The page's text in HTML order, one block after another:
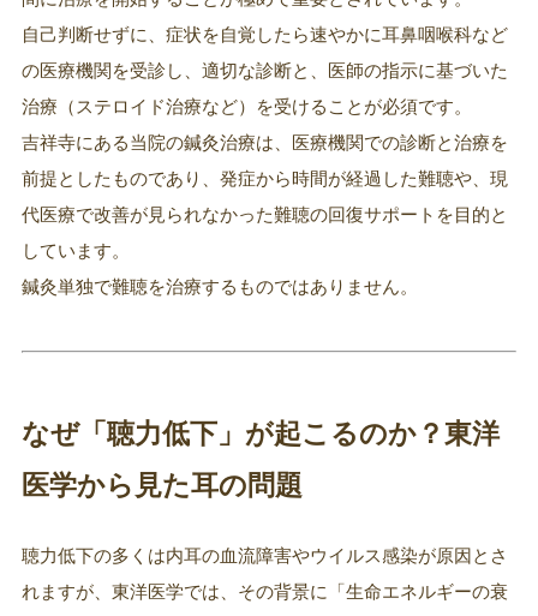
自己判断せずに、症状を自覚したら速やかに耳鼻咽喉科など
の医療機関を受診し、適切な診断と、医師の指示に基づいた
治療（ステロイド治療など）を受けることが必須です。
吉祥寺にある当院の鍼灸治療は、医療機関での診断と治療を
前提としたものであり、発症から時間が経過した難聴や、現
代医療で改善が見られなかった難聴の回復サポートを目的と
しています。
鍼灸単独で難聴を治療するものではありません。
なぜ「聴力低下」が起こるのか？東洋
医学から見た耳の問題
聴力低下の多くは内耳の血流障害やウイルス感染が原因とさ
れますが、東洋医学では、その背景に「生命エネルギーの衰